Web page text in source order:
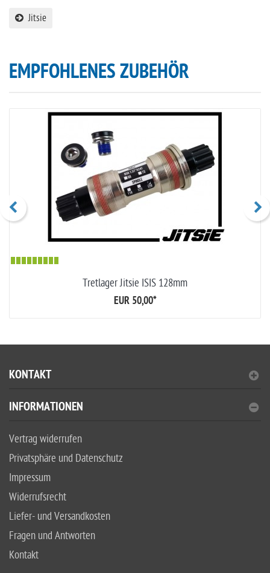
Jitsie
EMPFOHLENES ZUBEHÖR
Tretlager Jitsie ISIS 128mm
EUR 50,00*
KONTAKT
INFORMATIONEN
Vertrag widerrufen
Privatsphäre und Datenschutz
Impressum
Widerrufsrecht
Liefer- und Versandkosten
Fragen und Antworten
Kontakt